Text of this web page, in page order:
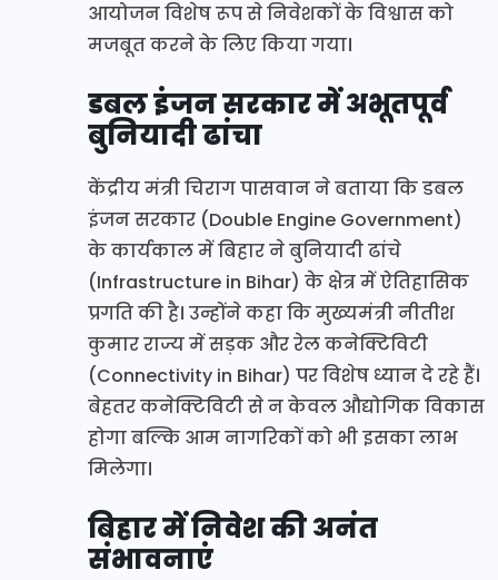
आयोजन विशेष रूप से निवेशकों के विश्वास को
मजबूत करने के लिए किया गया।
डबल इंजन सरकार में अभूतपूर्व
बुनियादी ढांचा
केंद्रीय मंत्री चिराग पासवान ने बताया कि डबल
इंजन सरकार (Double Engine Government)
के कार्यकाल में बिहार ने बुनियादी ढांचे
(Infrastructure in Bihar) के क्षेत्र में ऐतिहासिक
प्रगति की है। उन्होंने कहा कि मुख्यमंत्री नीतीश
कुमार राज्य में सड़क और रेल कनेक्टिविटी
(Connectivity in Bihar) पर विशेष ध्यान दे रहे हैं।
बेहतर कनेक्टिविटी से न केवल औद्योगिक विकास
होगा बल्कि आम नागरिकों को भी इसका लाभ
मिलेगा।
बिहार में निवेश की अनंत
संभावनाएं